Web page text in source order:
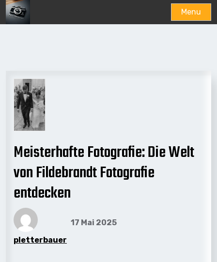
Menu
Meisterhafte Fotografie: Die Welt
von Fildebrandt Fotografie
entdecken
pletterbauer
17 Mai 2025